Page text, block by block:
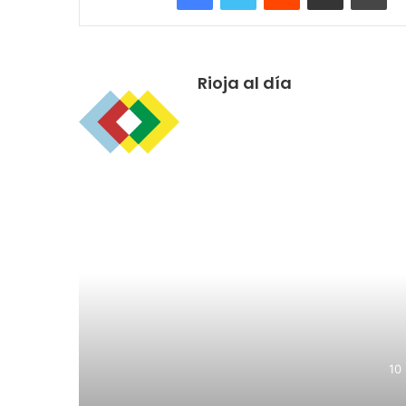
Rioja al día
El Ayuntamiento